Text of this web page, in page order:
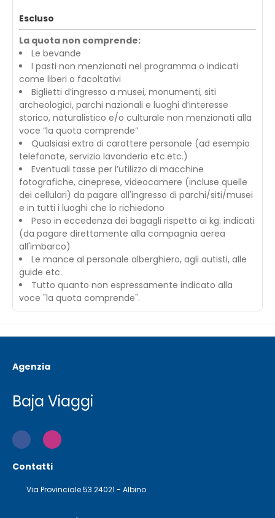
Escluso
La quota non comprende:
Le bevande
I pasti non menzionati nel programma o indicati
come liberi o facoltativi
Biglietti d’ingresso a musei, monumenti, siti
archeologici, parchi nazionali e luoghi d’interesse
storico, naturalistico e/o culturale non menzionati alla
voce “la quota comprende”
Qualsiasi extra di carattere personale (ad esempio
telefonate, servizio lavanderia etc.etc.)
Eventuali tasse per l’utilizzo di macchine
fotografiche, cineprese, videocamere (incluse quelle
dei cellulari) da pagare all'ingresso di parchi/siti/musei
e in tutti i luoghi che lo richiedono
Peso in eccedenza dei bagagli rispetto ai kg. indicati
(da pagare direttamente alla compagnia aerea
all'imbarco)
Le mance al personale alberghiero, agli autisti, alle
guide etc.
Tutto quanto non espressamente indicato alla
voce "la quota comprende".
Agenzia
Baja Viaggi
Contatti
Via Provinciale 53 24021 - Albino